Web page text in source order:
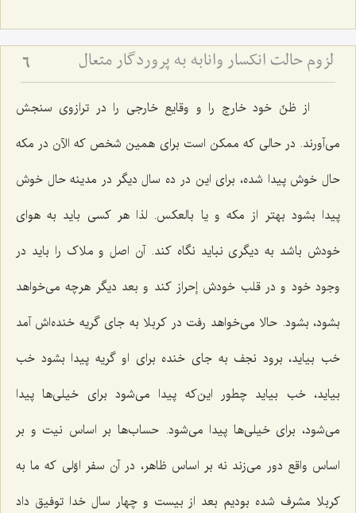
لزوم حالت انكسار وانابه‏ به پروردگار متعال 6
از ظنّ خود خارج را و وقایع خارجی را در ترازوی سنجش
می‌آورند. در حالی که ممکن است برای همین شخص که الآن در مکه
حال خوش پیدا شده، برای این در ده سال دیگر در مدینه حال خوش
پیدا بشود بهتر از مکه و یا بالعکس. لذا هر کسی باید به هوای
خودش باشد به دیگری نباید نگاه کند. آن اصل و ملاک را باید در
وجود خود و در قلب خودش إحراز کند و بعد دیگر هرچه می‌خواهد
بشود، بشود. حالا می‌خواهد رفت در کربلا به جای گریه خنده‌اش آمد
خب بیاید، برود نجف به جای خنده برای او گریه پیدا بشود خب
بیاید، خب بیاید چطور این‌که پیدا می‌شود برای خیلی‌ها پیدا
می‌شود، برای خیلی‌ها پیدا می‌شود. حساب‌ها بر اساس نیت و بر
اساس واقع دور می‌زند نه بر اساس ظاهر، در آن سفر اوّلی که ما به
کربلا مشرف شده بودیم بعد از بیست و چهار سال خدا توفیق داد